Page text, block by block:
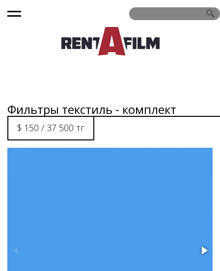
Фильтры текстиль - комплект
$ 150 / 37 500 тг